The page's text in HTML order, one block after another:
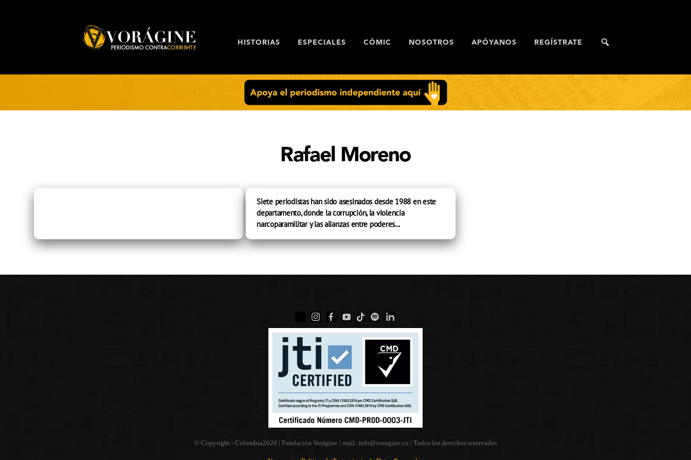
HISTORIAS ESPECIALES CÓMIC NOSOTROS APÓYANOS REGÍSTRATE
Rafael Moreno
Siete periodistas han sido asesinados desde 1988 en este
departamento, donde la corrupción, la violencia
narcoparamilitar y las alianzas entre poderes...
© Copyright - Colombia2026 | Fundación Vorágine | mail: info@voragine.co | Todos los derechos reservados